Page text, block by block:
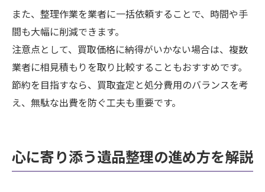
また、整理作業を業者に一括依頼することで、時間や手
間も大幅に削減できます。
注意点として、買取価格に納得がいかない場合は、複数
業者に相見積もりを取り比較することもおすすめです。
節約を目指すなら、買取査定と処分費用のバランスを考
え、無駄な出費を防ぐ工夫も重要です。
心に寄り添う遺品整理の進め方を解説